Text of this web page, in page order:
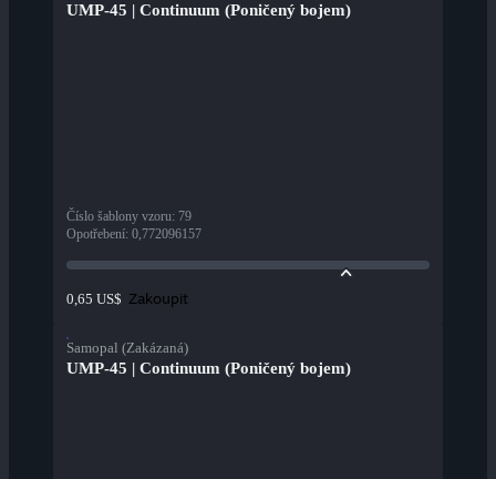
UMP-45 | Continuum (Poničený bojem)
Číslo šablony vzoru: 79
Opotřebení: 0,772096157
0,65 US$ Zakoupit
Samopal (Zakázaná)
UMP-45 | Continuum (Poničený bojem)